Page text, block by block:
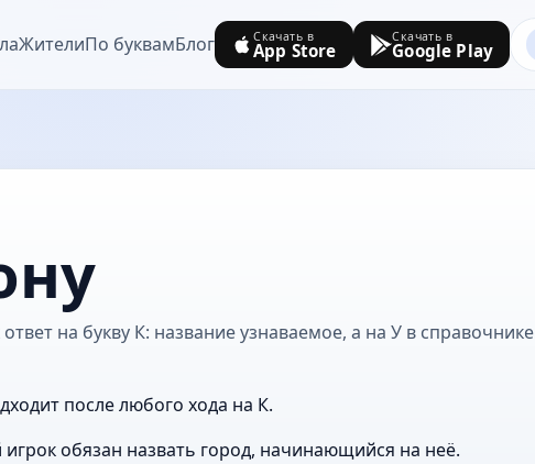
ЖителиПо буквамБлог Скачать в
App Store
Скачать в
Google Play
на букву К: название узнаваемое, а на У в справочнике
после любого хода на К.
обязан назвать город, начинающийся на неё.